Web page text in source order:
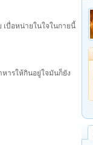
เบื่อหน่ายในใจในกายนี้
หารให้กินอยู่ใจมันก็ยัง